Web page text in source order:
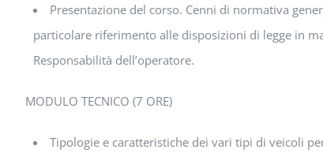
Presentazione del corso. Cenni di normativa
particolare riferimento alle disposizioni di legge in
Responsabilità dell’operatore.
MODULO TECNICO (7 ORE)
Tipologie e caratteristiche dei vari tipi di veicoli